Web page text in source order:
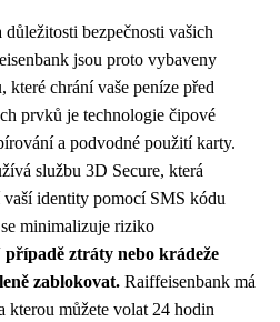
bezpečnosti vašich
jsou proto vybaveny
které chrání vaše peníze před
prvků je technologie čipové
a podvodné použití karty.
službu 3D Secure, která
identity pomocí SMS kódu
minimalizuje riziko
případě ztráty nebo krádeže
zablokovat. Raiffeisenbank má
kterou můžete volat 24 hodin